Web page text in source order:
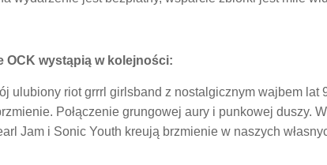
OCK wystąpią w kolejności:
ulubiony riot grrrl girlsband z nostalgicznym wajbem lat
Połączenie grungowej aury i punkowej duszy.
Jam i Sonic Youth kreują brzmienie w naszych